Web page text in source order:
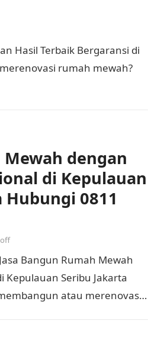
Hasil Terbaik Bergaransi di
rumah mewah?
Mewah dengan
di Kepulauan
0811
Bangun Rumah Mewah
Kepulauan Seribu Jakarta
atau merenovasi